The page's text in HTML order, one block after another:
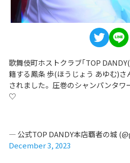
歌舞伎町ホストクラブ｢TOP
籍する鳳条 歩(ほうじょう あゆむ)
されました。圧巻のシャンパンタワ
♡
— 公式TOP DANDY本店覇者の城
December 3, 2023